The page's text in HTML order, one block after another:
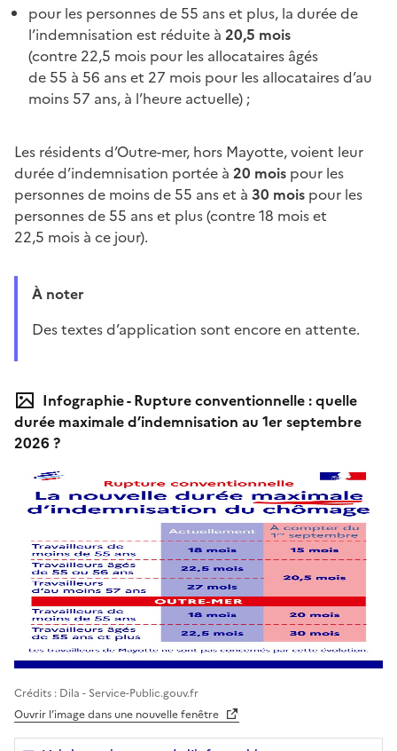
pour les personnes de 55 ans et plus, la durée de
l’indemnisation est réduite à 20,5 mois
(contre 22,5 mois pour les allocataires âgés
de 55 à 56 ans et 27 mois pour les allocataires d’au
moins 57 ans, à l’heure actuelle) ;
Les résidents d’Outre-mer, hors Mayotte, voient leur
durée d’indemnisation portée à 20 mois pour les
personnes de moins de 55 ans et à 30 mois pour les
personnes de 55 ans et plus (contre 18 mois et
22,5 mois à ce jour).
À noter
Des textes d’application sont encore en attente.
Infographie - Rupture conventionnelle : quelle
durée maximale d’indemnisation au 1er septembre
2026 ?
Illustration
Crédits : Dila - Service-Public.gouv.fr
Ouvrir l’image dans une nouvelle fenêtre